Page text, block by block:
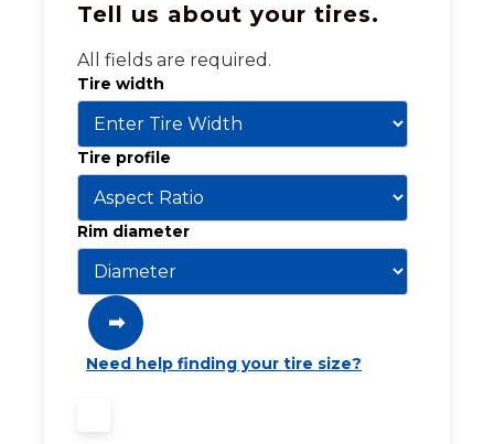
Tell us about your tires.
All fields are required.
Tire width
Tire profile
Rim diameter
➡
Need help finding your tire size?